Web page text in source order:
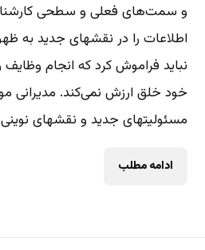
و سمت‌های فعلی و سطحی
اطلاعات را در نقشهای جدید به
نباید فراموش کرد که انجام وظایف
خود خلق ارزش نمی‌کند. مدیرانی
مسئولیتهای جدید و نقشهای
ادامه مطلب